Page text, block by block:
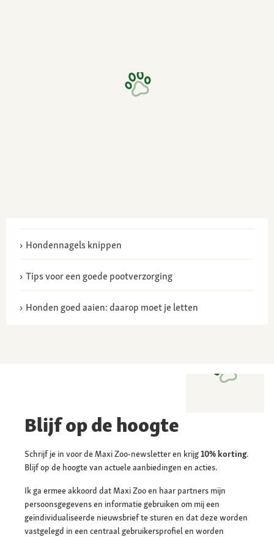
Hondennagels knippen
Tips voor een goede pootverzorging
Honden goed aaien: daarop moet je letten
Blijf op de hoogte
Schrijf je in voor de Maxi Zoo-newsletter en krijg10% korting.
Blijf op de hoogte van actuele aanbiedingen en acties.
Ik ga ermee akkoord dat Maxi Zoo en haar partners mijn
persoonsgegevens en informatie gebruiken om mij een
geïndividualiseerde nieuwsbrief te sturen en dat deze worden
vastgelegd in een centraal gebruikersprofiel en worden